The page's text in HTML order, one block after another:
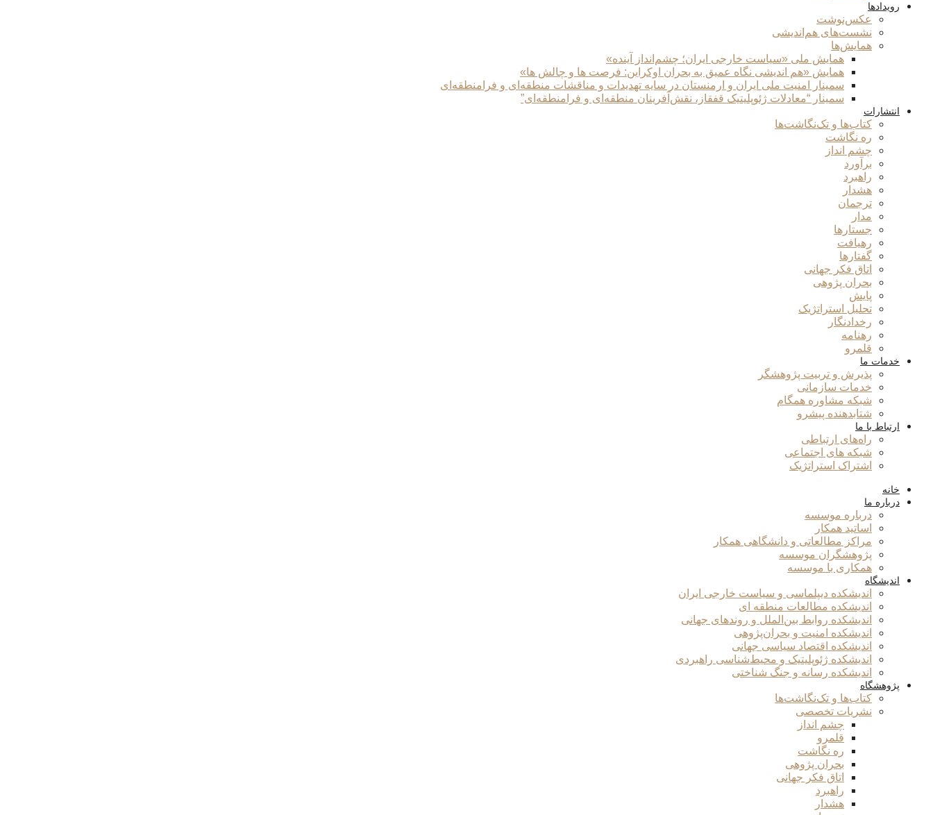
رویدادها
عکس‌نوشت
نشست‌های هم‌اندیشی
همایش‌ها
همایش ملی «سیاست خارجی ایران؛ چشم‌انداز آینده»
همایش «هم اندیشی نگاه عمیق به بحران اوکراین: فرصت ها و چالش ها»
سمینار امنیت ملی ایران و ارمنستان در سایه تهدیدات و مناقشات منطقه‌ای و فرامنطقه‌ای
سمینار “معادلات ژئوپلیتیک قفقاز، نقش‌آفرینان منطقه‌ای و فرامنطقه‌ای”
انتشارات
کتاب‌ها و تک‌نگاشت‌ها
ره نگاشت
چشم انداز
برآورد
راهبرد
هشدار
ترجمان
مدار
جستارها
رهیافت
گفتارها
اتاق فکر جهانی
بحران پژوهی
پایش
تحلیل استراتژیک
رخدادنگار
رهنامه
قلمرو
خدمات ما
پذیرش و تربیت پژوهشگر
خدمات سازمانی
شبکه مشاوره همگام
شتابدهنده پیشرو
ارتباط با ما
راه‌های ارتباطی
شبکه های اجتماعی
اشتراک استراتژیک
خانه
درباره ما
درباره موسسه
اساتید همکار
مراکز مطالعاتی و دانشگاهی همکار
پژوهشگران موسسه
همکاری با موسسه
اندیشگاه
اندیشکده دیپلماسی و سیاست خارجی ایران
اندیشکده مطالعات منطقه ای
اندیشکده روابط بین‌الملل و روندهای جهانی
اندیشکده امنیت و بحران‌پژوهی
اندیشکده اقتصاد سیاسی جهانی
اندیشکده ژئوپلیتیک و محیط‌شناسی راهبردی
اندیشکده رسانه و جنگ شناختی
پژوهشگاه
کتاب‌ها و تک‌نگاشت‌ها
نشریات تخصصی
چشم انداز
قلمرو
ره نگاشت
بحران پژوهی
اتاق فکر جهانی
راهبرد
هشدار